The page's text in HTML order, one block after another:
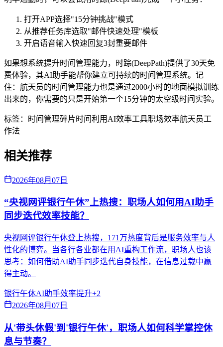
打开APP选择"15分钟挑战"模式
从推荐任务库选取"邮件快速处理"模板
开启语音输入快速回复3封重要邮件
如果想系统提升时间管理能力，时踪(DeepPath)提供了30天免
费体验，其AI助手能帮你建立可持续的时间管理系统。记
住：航天员的时间管理能力也是通过2000小时的地面模拟训练
出来的，你需要的只是开始第一个15分钟的太空级时间实验。
标签： 时间管理碎片时间利用 AI效率工具职场效率航天员工
作法
相关推荐
2026年08月07日
“央视网评银行午休”上热搜：职场人如何用AI助手
同步迭代效率技能？
央视网评银行午休登上热搜，171万热度背后是服务效率与人
性化的博弈。当各行各业都在用AI重构工作流，职场人也该
思考：如何借助AI助手同步迭代自身技能，在信息过载中赢
得主动。
银行午休AI助手效率提升+2
2026年08月07日
从'带头休假'到'银行午休'，职场人如何科学掌控休
息与节奏？